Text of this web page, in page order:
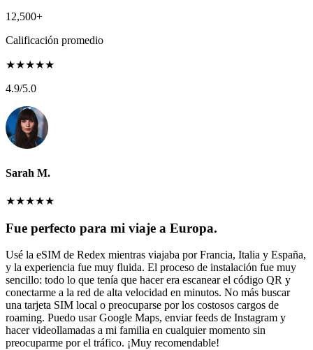
12,500+
Calificación promedio
★★★★★
4.9/5.0
Sarah M.
★★★★★
Fue perfecto para mi viaje a Europa.
Usé la eSIM de Redex mientras viajaba por Francia, Italia y España,
y la experiencia fue muy fluida. El proceso de instalación fue muy
sencillo: todo lo que tenía que hacer era escanear el código QR y
conectarme a la red de alta velocidad en minutos. No más buscar
una tarjeta SIM local o preocuparse por los costosos cargos de
roaming. Puedo usar Google Maps, enviar feeds de Instagram y
hacer videollamadas a mi familia en cualquier momento sin
preocuparme por el tráfico. ¡Muy recomendable!